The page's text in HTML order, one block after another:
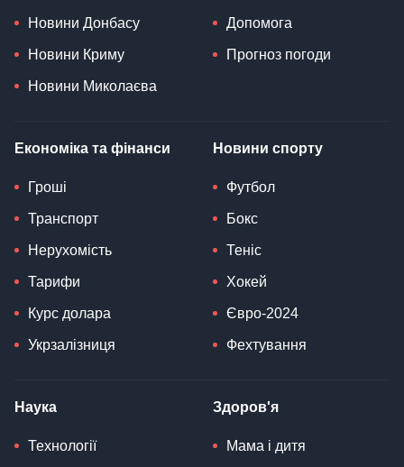
Новини Донбасу
Новини Криму
Новини Миколаєва
Допомога
Прогноз погоди
Економіка та фінанси
Гроші
Транспорт
Нерухомість
Тарифи
Курс долара
Укрзалізниця
Новини спорту
Футбол
Бокс
Теніс
Хокей
Євро-2024
Фехтування
Наука
Технології
Здоров'я
Мама і дитя